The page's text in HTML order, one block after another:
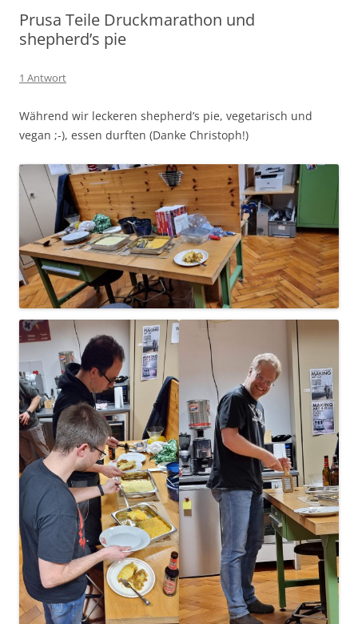
Prusa Teile Druckmarathon und
shepherd’s pie
1 Antwort
Während wir leckeren shepherd’s pie, vegetarisch und
vegan ;-), essen durften (Danke Christoph!)